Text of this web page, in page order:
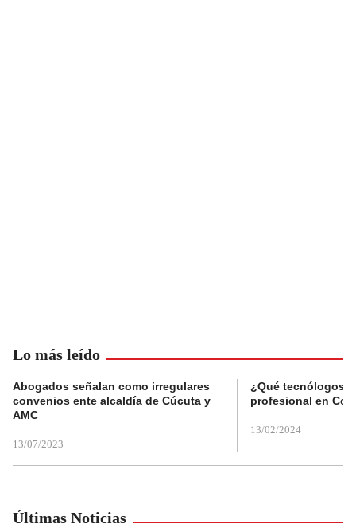
Lo más leído
Abogados señalan como irregulares
convenios ente alcaldía de Cúcuta y
AMC
13/07/2023
¿Qué tecnólogos
profesional en
13/02/2024
Últimas Noticias